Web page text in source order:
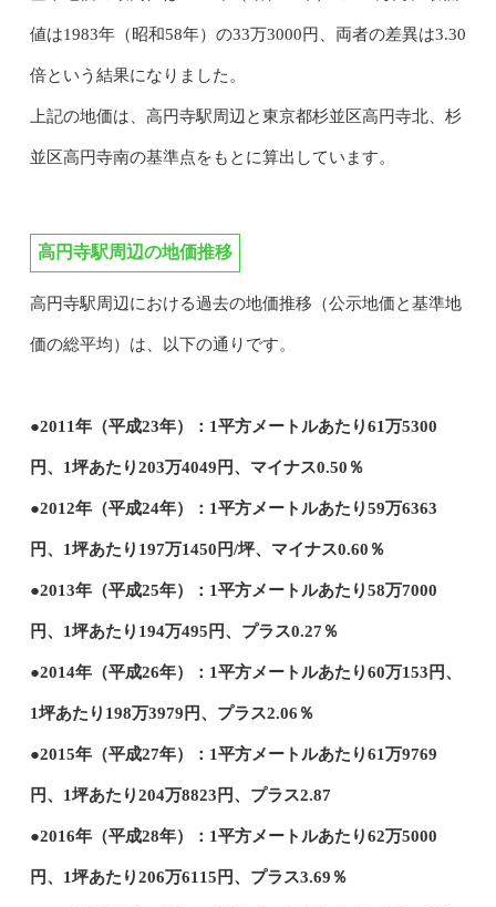
値は1983年（昭和58年）の33万3000円、両者の差異は3.30
倍という結果になりました。
上記の地価は、高円寺駅周辺と東京都杉並区高円寺北、杉
並区高円寺南の基準点をもとに算出しています。
高円寺駅周辺の地価推移
高円寺駅周辺における過去の地価推移（公示地価と基準地
価の総平均）は、以下の通りです。
●2011年（平成23年）：1平方メートルあたり61万5300
円、1坪あたり203万4049円、マイナス0.50％
●2012年（平成24年）：1平方メートルあたり59万6363
円、1坪あたり197万1450円/坪、マイナス0.60％
●2013年（平成25年）：1平方メートルあたり58万7000
円、1坪あたり194万495円、プラス0.27％
●2014年（平成26年）：1平方メートルあたり60万153円、
1坪あたり198万3979円、プラス2.06％
●2015年（平成27年）：1平方メートルあたり61万9769
円、1坪あたり204万8823円、プラス2.87
●2016年（平成28年）：1平方メートルあたり62万5000
円、1坪あたり206万6115円、プラス3.69％